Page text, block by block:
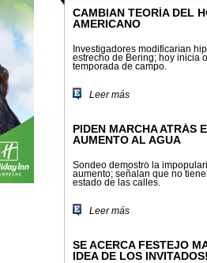
CAMBIAN TEORÍA DEL
AMERICANO
Investigadores modificarían
estrecho de Bering; hoy inicia
temporada de campo.
Leer más
PIDEN MARCHA ATRÁS
AUMENTO AL AGUA
Sondeo demostró la
aumento; señalan que no
estado de las calles.
Leer más
SE ACERCA FESTEJO
IDEA DE LOS